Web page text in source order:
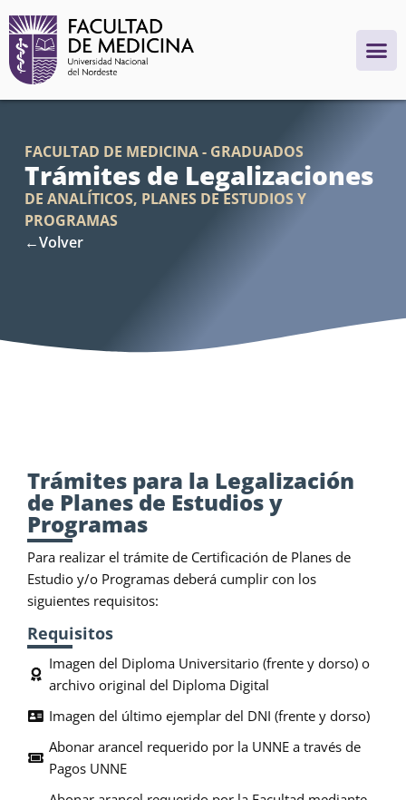
FACULTAD DE MEDICINA - GRADUADOS
Trámites de Legalizaciones
DE ANALÍTICOS, PLANES DE ESTUDIOS Y
PROGRAMAS
←Volver
Trámites para la Legalización
de Planes de Estudios y
Programas
Para realizar el trámite de Certificación de Planes de
Estudio y/o Programas deberá cumplir con los
siguientes requisitos:
Requisitos
Imagen del Diploma Universitario (frente y dorso) o
archivo original del Diploma Digital
Imagen del último ejemplar del DNI (frente y dorso)
Abonar arancel requerido por la UNNE a través de
Pagos UNNE